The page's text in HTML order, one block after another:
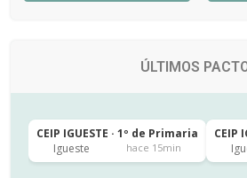
ÚLTIMOS
CEIP IGUESTE · 1º de Primaria
Igueste
hace 15min
CEIP